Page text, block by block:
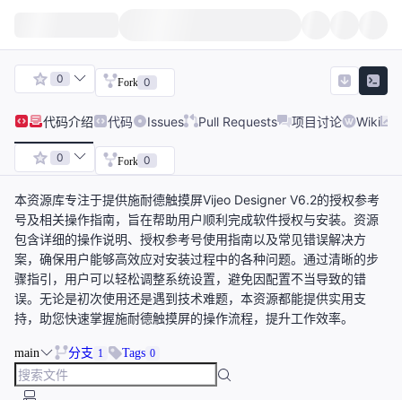
0 Fork 0
代码介绍 代码 Issues Pull Requests 项目讨论 Wiki
0 Fork 0
本资源库专注于提供施耐德触摸屏Vijeo Designer V6.2的授权参考
号及相关操作指南，旨在帮助用户顺利完成软件授权与安装。资源
包含详细的操作说明、授权参考号使用指南以及常见错误解决方
案，确保用户能够高效应对安装过程中的各种问题。通过清晰的步
骤指引，用户可以轻松调整系统设置，避免因配置不当导致的错
误。无论是初次使用还是遇到技术难题，本资源都能提供实用支
持，助您快速掌握施耐德触摸屏的操作流程，提升工作效率。
main 分支 1 Tags 0